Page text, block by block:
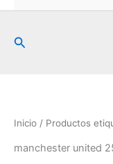
Buscar
Inicio / Productos
manchester united